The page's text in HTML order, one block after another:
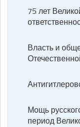
75 лет
Власть и
Мощь
период